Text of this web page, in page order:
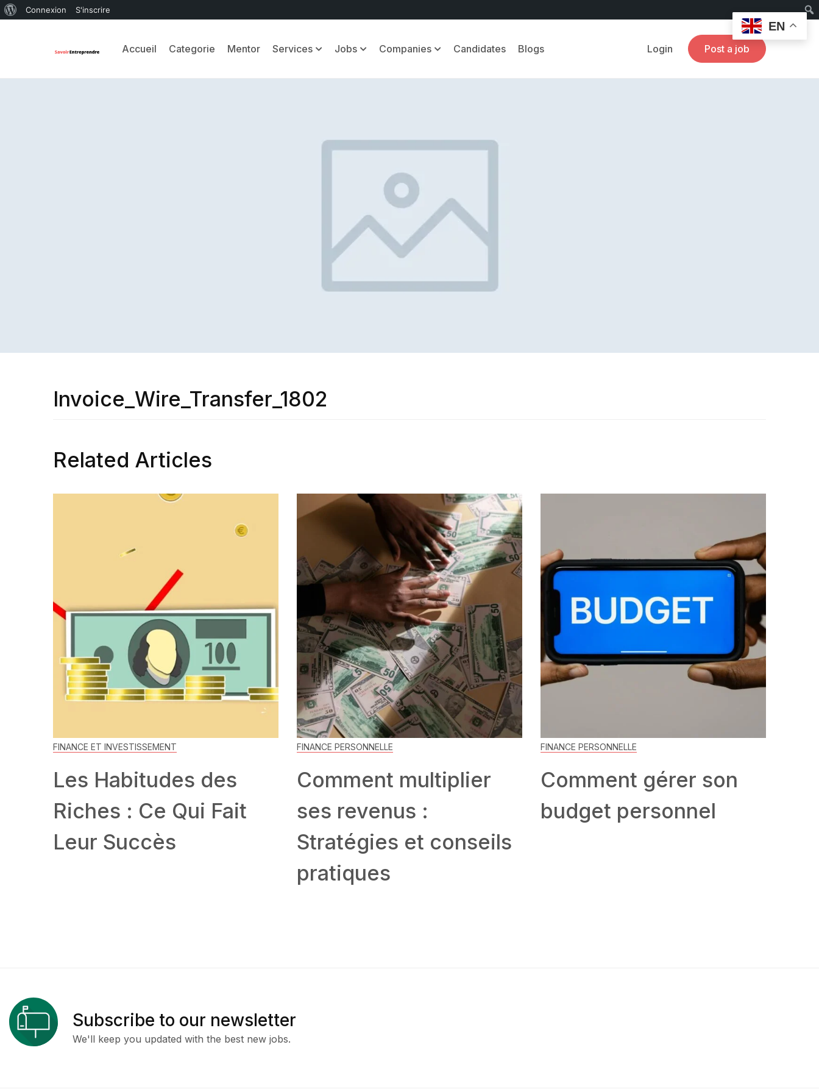
Connexion S'inscrire
Accueil Categorie Mentor Services Jobs Companies Candidates Blogs Login Post a job
Invoice_Wire_Transfer_1802
Related Articles
FINANCE ET INVESTISSEMENT
Les Habitudes des
Riches : Ce Qui Fait
Leur Succès
FINANCE PERSONNELLE
Comment multiplier
ses revenus :
Stratégies et conseils
pratiques
FINANCE PERSONNELLE
Comment gérer son
budget personnel
Subscribe to our newsletter
We'll keep you updated with the best new jobs.
EN